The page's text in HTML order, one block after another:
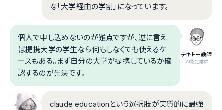
な「大学経由の学割」になっています。
テキトー教師
.AI認定講師
個人で申し込めないのが難点ですが、逆に言え
ば提携大学の学生なら何もしなくても使えるケ
ースもある。まず自分の大学が提携しているか確
認するのが先決です。
claude educationという選択肢が実質的に最強